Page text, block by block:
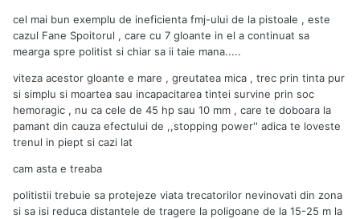
cel mai bun exemplu de ineficienta fmj-ului de la pistoale , este
cazul Fane Spoitorul , care cu 7 gloante in el a continuat sa
mearga spre politist si chiar sa ii taie mana.....
viteza acestor gloante e mare , greutatea mica , trec prin tinta pur
si simplu si moartea sau incapacitarea tintei survine prin soc
hemoragic , nu ca cele de 45 hp sau 10 mm , care te doboara la
pamant din cauza efectului de ,,stopping power'' adica te loveste
trenul in piept si cazi lat
cam asta e treaba
politistii trebuie sa protejeze viata trecatorilor nevinovati din zona
si sa isi reduca distantele de tragere la poligoane de la 15-25 m la